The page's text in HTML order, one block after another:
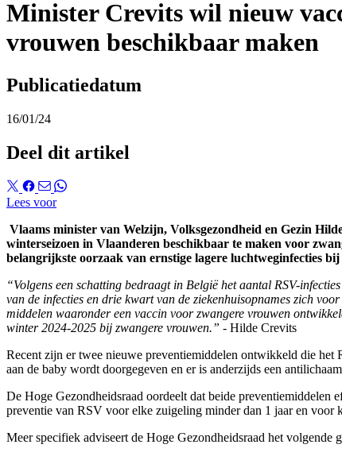
Minister Crevits wil nieuw
vrouwen beschikbaar maken
Publicatiedatum
16/01/24
Deel dit artikel
Lees voor
Vlaams minister van Welzijn, Volksgezondheid en Gezin
winterseizoen in Vlaanderen beschikbaar te maken voor
belangrijkste oorzaak van ernstige lagere luchtweginfecties
“Volgens een schatting bedraagt in België het aantal RSV-
van de infecties en drie kwart van de ziekenhuisopnames zich
middelen waaronder een vaccin voor zwangere vrouwen
winter 2024-2025 bij zwangere vrouwen.” - Hilde Crevits
Recent zijn er twee nieuwe preventiemiddelen ontwikkeld die het
aan de baby wordt doorgegeven en er is anderzijds een
De Hoge Gezondheidsraad oordeelt dat beide preventiemiddelen
preventie van RSV voor elke zuigeling minder dan 1 jaar en voor
Meer specifiek adviseert de Hoge Gezondheidsraad het